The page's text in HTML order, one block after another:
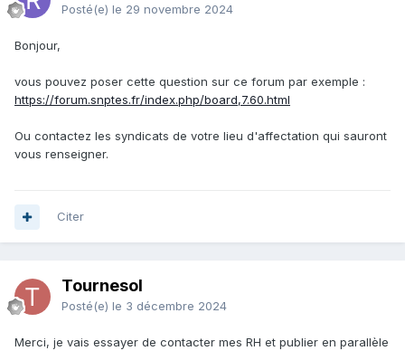
Posté(e) le 29 novembre 2024
Bonjour,
vous pouvez poser cette question sur ce forum par exemple :
https://forum.snptes.fr/index.php/board,7.60.html
Ou contactez les syndicats de votre lieu d'affectation qui sauront
vous renseigner.
Citer
Tournesol
Posté(e) le 3 décembre 2024
Merci, je vais essayer de contacter mes RH et publier en parallèle